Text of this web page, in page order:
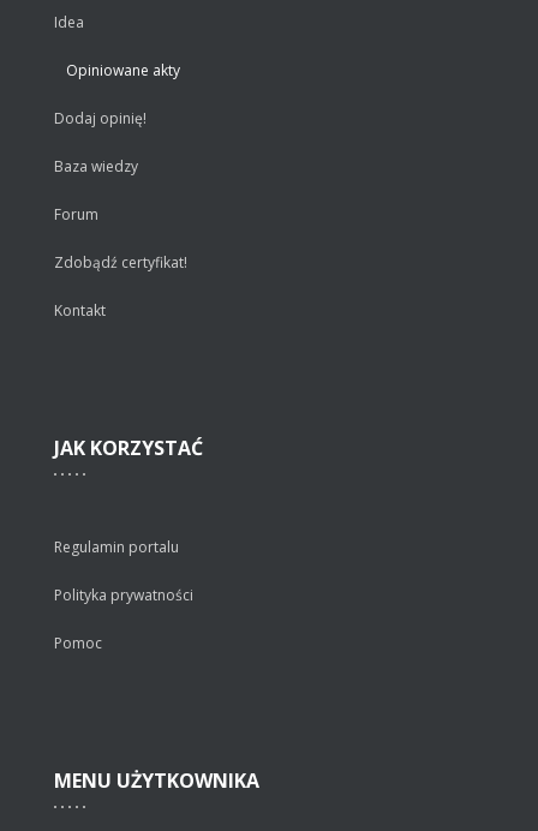
Idea
Opiniowane akty
Dodaj opinię!
Baza wiedzy
Forum
Zdobądź certyfikat!
Kontakt
JAK KORZYSTAĆ
Regulamin portalu
Polityka prywatności
Pomoc
MENU UŻYTKOWNIKA